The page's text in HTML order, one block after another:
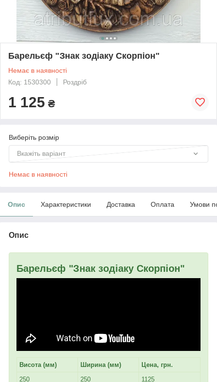
Барельєф "Знак зодіаку Скорпіон"
Немає в наявності
Код: 1530300
Роздріб
1 125 ₴
Виберіть розмір
Вкажіть варіант
Немає в наявності
Опис Характеристики Доставка Оплата Умови
Опис
Барельєф "Знак зодіаку Скорпіон"
Висота (мм) Ширина (мм)
Цена, грн.
250
250
1125